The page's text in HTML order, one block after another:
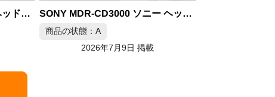
SONY MDR-CD3000 ソニー ヘッドフォン バイオセルロース
商品の状態：A
2026年7月9日 掲載